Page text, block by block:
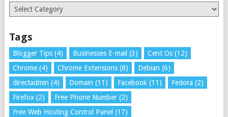
Categories
Tags
Blogger Tips(4) Businesses E-mail (3) Cent Os(12)
Chrome(4) Chrome Extensions(8) Debian (6)
directadmin (4) Domain (11) Facebook (11) Fedora (2)
Firefox(2) Free Phone Number(2)
Free Web Hosting Control Panel (17)